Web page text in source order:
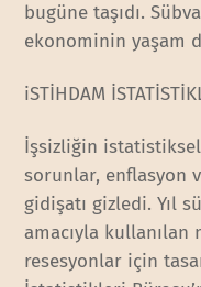
bugüne taşıdı.
ekonominin yaşam
iSTİHDAM
İşsizliğin
sorunlar, enflasyon
gidişatı gizledi. Yıl
amacıyla
resesyonlar için